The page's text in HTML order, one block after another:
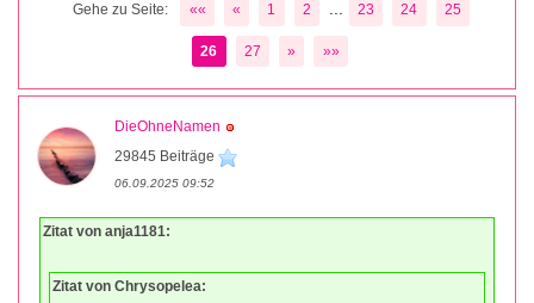
Gehe zu Seite: «« « 1 2 23 24 25
26 27 » »»
DieOhneNamen
29845 Beiträge
06.09.2025 09:52
Zitat von anja1181:
Zitat von Chrysopelea: